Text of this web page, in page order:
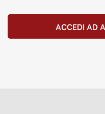
ACCEDI AD